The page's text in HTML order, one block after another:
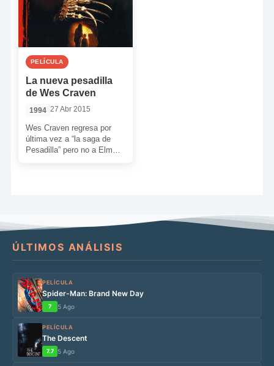
PELÍCULA
La nueva pesadilla
de Wes Craven
1994 27 Abr 2015
Wes Craven regresa por
última vez a “la saga de
Pesadilla” pero no a Elm
ÚLTIMOS ANÁLISIS
PELÍCULA
Spider-Man: Brand New Day
7 5 Ago
PELÍCULA
The Descent
7.7 5 Ago